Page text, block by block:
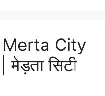
City
सिटी